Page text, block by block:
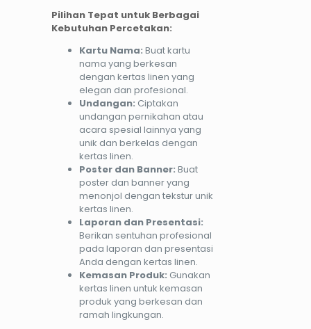
Pilihan Tepat untuk Berbagai
Kebutuhan Percetakan:
Kartu Nama: Buat kartu
nama yang berkesan
dengan kertas linen yang
elegan dan profesional.
Undangan: Ciptakan
undangan pernikahan atau
acara spesial lainnya yang
unik dan berkelas dengan
kertas linen.
Poster dan Banner: Buat
poster dan banner yang
menonjol dengan tekstur unik
kertas linen.
Laporan dan Presentasi:
Berikan sentuhan profesional
pada laporan dan presentasi
Anda dengan kertas linen.
Kemasan Produk: Gunakan
kertas linen untuk kemasan
produk yang berkesan dan
ramah lingkungan.